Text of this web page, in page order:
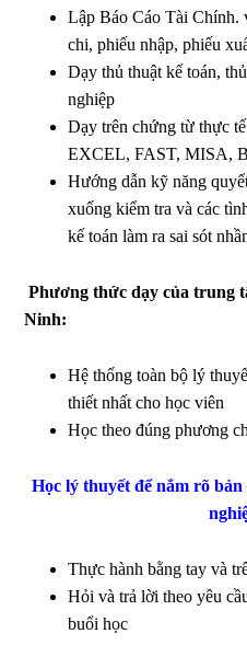
Lập Báo Cáo Tài Chính.
chi, phiếu nhập, phiếu
Dạy thủ thuật kế toán,
nghiệp
Dạy trên chứng từ thực
EXCEL, FAST, MISA,
Hướng dẫn kỹ năng
xuống kiểm tra và các
kế toán làm ra sai sót
Phương thức dạy của trung
Ninh:
Hệ thống toàn bộ lý
thiết nhất cho học viên
Học theo đúng phương
Học lý thuyết để nắm rõ
Thực hành bằng tay và
Hỏi và trả lời theo yêu
buổi học